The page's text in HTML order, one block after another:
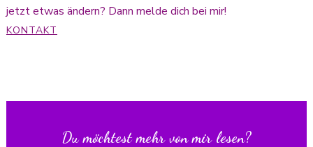
jetzt etwas ändern? Dann melde dich bei mir!
KONTAKT
Du möchtest mehr von mir lesen?